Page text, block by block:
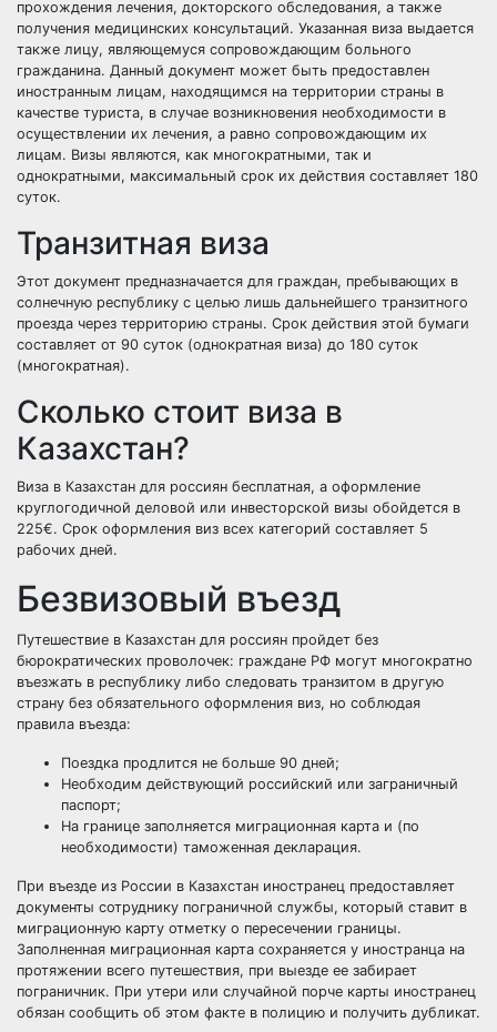
прохождения лечения, докторского обследования, а также
получения медицинских консультаций. Указанная виза выдается
также лицу, являющемуся сопровождающим больного
гражданина. Данный документ может быть предоставлен
иностранным лицам, находящимся на территории страны в
качестве туриста, в случае возникновения необходимости в
осуществлении их лечения, а равно сопровождающим их
лицам. Визы являются, как многократными, так и
однократными, максимальный срок их действия составляет 180
суток.
Транзитная виза
Этот документ предназначается для граждан, пребывающих в
солнечную республику с целью лишь дальнейшего транзитного
проезда через территорию страны. Срок действия этой бумаги
составляет от 90 суток (однократная виза) до 180 суток
(многократная).
Сколько стоит виза в
Казахстан?
Виза в Казахстан для россиян бесплатная, а оформление
круглогодичной деловой или инвесторской визы обойдется в
225€. Срок оформления виз всех категорий составляет 5
рабочих дней.
Безвизовый въезд
Путешествие в Казахстан для россиян пройдет без
бюрократических проволочек: граждане РФ могут многократно
въезжать в республику либо следовать транзитом в другую
страну без обязательного оформления виз, но соблюдая
правила въезда:
Поездка продлится не больше 90 дней;
Необходим действующий российский или заграничный
паспорт;
На границе заполняется миграционная карта и (по
необходимости) таможенная декларация.
При въезде из России в Казахстан иностранец предоставляет
документы сотруднику пограничной службы, который ставит в
миграционную карту отметку о пересечении границы.
Заполненная миграционная карта сохраняется у иностранца на
протяжении всего путешествия, при выезде ее забирает
пограничник. При утери или случайной порче карты иностранец
обязан сообщить об этом факте в полицию и получить дубликат.